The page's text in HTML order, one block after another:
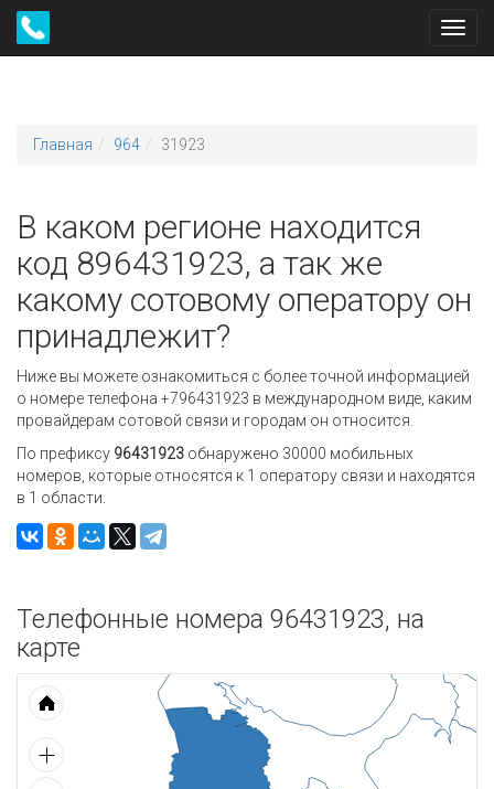
Главная 964 31923
В каком регионе находится
код 896431923, а так же
какому сотовому оператору он
принадлежит?
Ниже вы можете ознакомиться с более точной информацией
о номере телефона +796431923 в международном виде, каким
провайдерам сотовой связи и городам он относится.
По префиксу 96431923 обнаружено 30000 мобильных
номеров, которые относятся к 1 оператору связи и находятся
в 1 области.
Телефонные номера 96431923, на
карте